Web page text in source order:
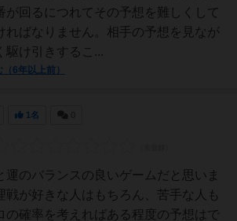
が回るにつれてその予想を難しくして
ればなりません。相手の予想を見なが
駆け引きするこ...
6年以上前）
1名
運のバランスの良いゲームだと思いま
戦が好きな人はもちろん、苦手な人も
の確率を考えればある程度の予想はで